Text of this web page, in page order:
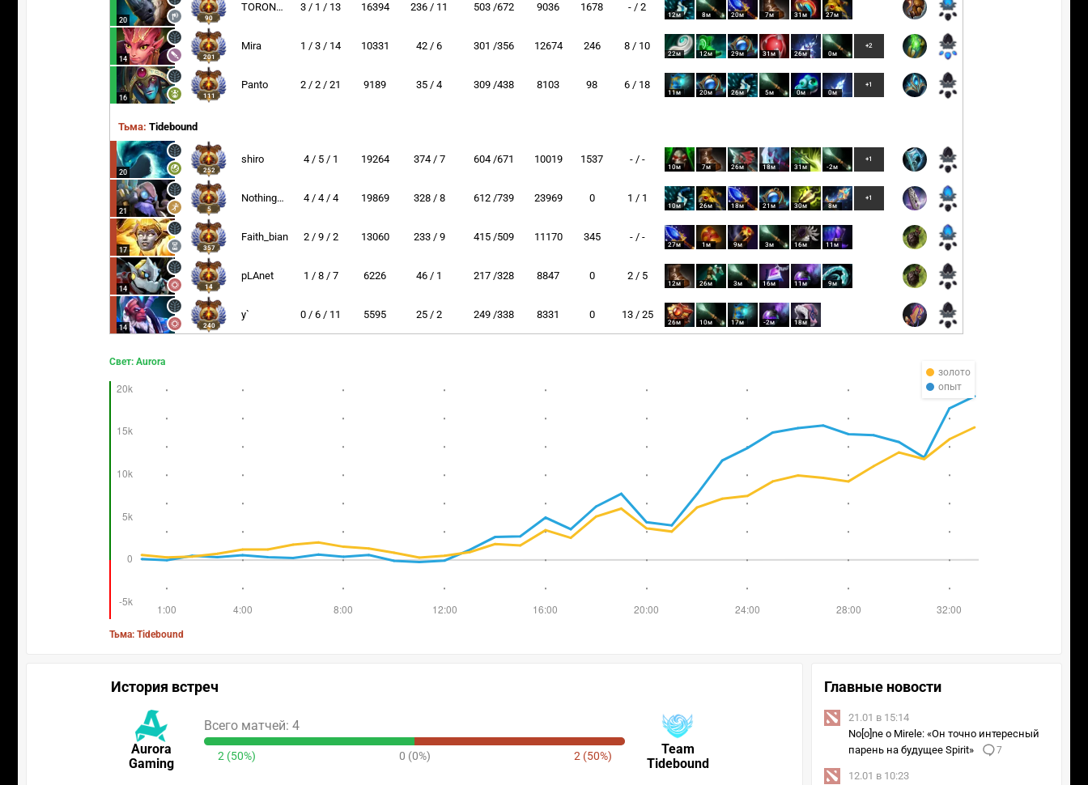
20 90
TORONTOTOKYO 3 / 1 / 13 16394 236 / 11 503 /672 9036 1678 - / 2
12м 8м 20м 7м 31м 27м
14 201
Mira 1 / 3 / 14 10331 42 / 6 301 /356 12674 246 8 / 10
22м 12м 29м 31м 26м 0м
+2
16 111
Panto 2 / 2 / 21 9189 35 / 4 309 /438 8103 98 6 / 18
11м 20м 26м 5м 0м 0м
+1
Тьма: Tidebound
20 252
shiro 4 / 5 / 1 19264 374 / 7 604 /671 10019 1537 - / -
10м 7м 26м 18м 31м -2м
+1
21 5
NothingToSay 4 / 4 / 4 19869 328 / 8 612 /739 23969 0 1 / 1
10м 26м 18м 21м 30м 8м
+1
17 357
Faith_bian 2 / 9 / 2 13060 233 / 9 415 /509 11170 345 - / -
27м 1м 9м 3м 16м 11м
14 14
pLAnet 1 / 8 / 7 6226 46 / 1 217 /328 8847 0 2 / 5
12м 26м 3м 16м 11м 9м
14 240
y` 0 / 6 / 11 5595 25 / 2 249 /338 8331 0 13 / 25
26м 10м 17м -2м 18м
золото
опыт
Свет: Aurora
Тьма: Tidebound
История встреч
Aurora
Gaming
Team
Tidebound
Всего матчей: 4
2 (50%) 0 (0%) 2 (50%)
Главные новости
21.01 в 15:14
No[o]ne о Mirele: «Он точно интересный
парень на будущее Spirit»
7
12.01 в 10:23